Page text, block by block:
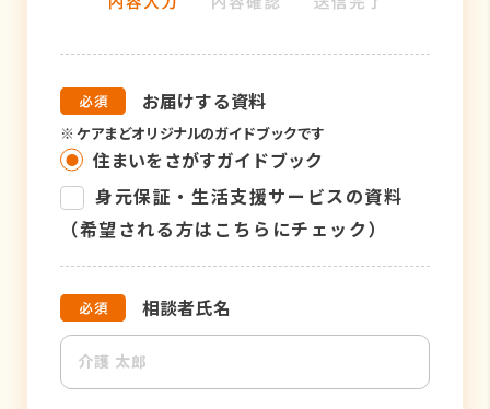
お届けする資料
※ ケアまどオリジナルのガイドブックです
住まいをさがすガイドブック
身元保証・生活支援サービスの資料
（希望される方はこちらにチェック）
相談者氏名